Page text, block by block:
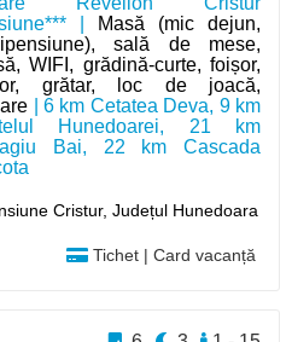
|
Masă (mic dejun,
sală de mese,
WIFI, grădină-curte, foișor,
grătar, loc de joacă,
| 6 km Cetatea Deva, 9 km
Hunedoarei, 21 km
Bai, 22 km Cascada
Cristur,Județul Hunedoara
Tichet | Card vacanță